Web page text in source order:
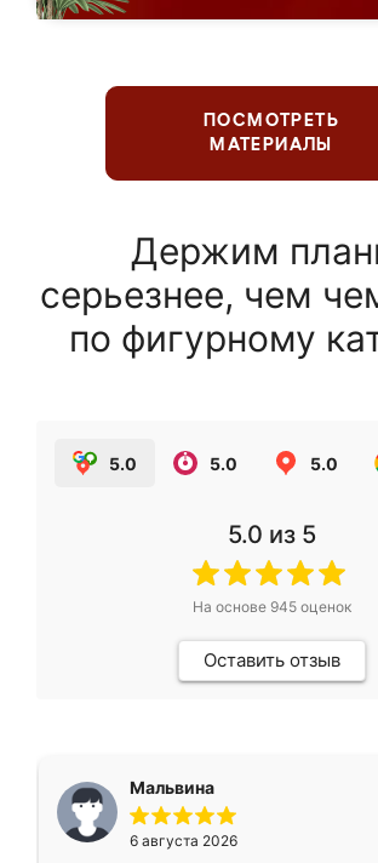
ПОСМОТРЕТЬ
МАТЕРИАЛЫ
Держим
серьезнее, чем
по фигурному
5.0 5.0 5.0
5.0 из 5
На основе 945оценок
Оставить отзыв
Мальвина
6 августа 2026